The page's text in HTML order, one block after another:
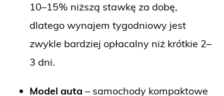
10–15% niższą stawkę za dobę,
dlatego wynajem tygodniowy jest
zwykle bardziej opłacalny niż krótkie 2–
3 dni.
Model auta – samochody kompaktowe